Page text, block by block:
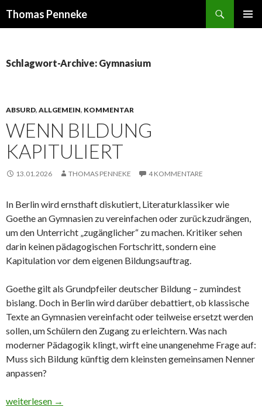
Thomas Penneke
Schlagwort-Archive: Gymnasium
ABSURD, ALLGEMEIN, KOMMENTAR
WENN BILDUNG
KAPITULIERT
13.01.2026 THOMAS PENNEKE 4 KOMMENTARE
In Berlin wird ernsthaft diskutiert, Literaturklassiker wie
Goethe an Gymnasien zu vereinfachen oder zurückzudrängen,
um den Unterricht „zugänglicher“ zu machen. Kritiker sehen
darin keinen pädagogischen Fortschritt, sondern eine
Kapitulation vor dem eigenen Bildungsauftrag.
Goethe gilt als Grundpfeiler deutscher Bildung – zumindest
bislang. Doch in Berlin wird darüber debattiert, ob klassische
Texte an Gymnasien vereinfacht oder teilweise ersetzt werden
sollen, um Schülern den Zugang zu erleichtern. Was nach
moderner Pädagogik klingt, wirft eine unangenehme Frage auf:
Muss sich Bildung künftig dem kleinsten gemeinsamen Nenner
anpassen?
Wenn Bildung kapituliert
weiterlesen →